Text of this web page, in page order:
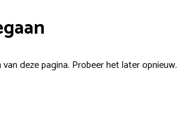
deze pagina. Probeer het later opnieuw.